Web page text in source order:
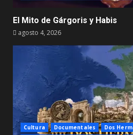
El Mito de Gárgoris y Habis
agosto 4, 2026
Cultura Documentales
Dos